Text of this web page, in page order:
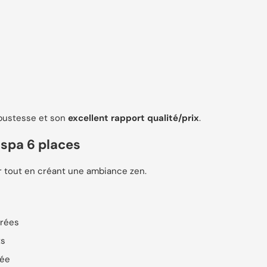
et son excellent rapport qualité/prix.
6 places
en créant une ambiance zen.